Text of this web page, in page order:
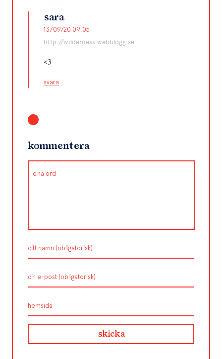
sara
13/09/20 09:05
http://wilderness.webblogg.se
<3
svara
kommentera